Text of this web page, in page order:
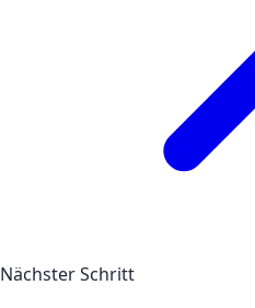
Nächster Schritt